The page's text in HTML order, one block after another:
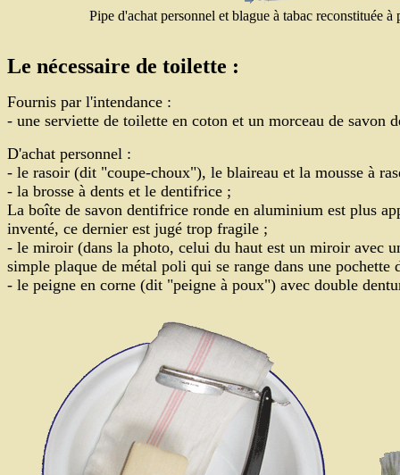
Pipe d'achat personnel et blague à tabac reconstituée
Le nécessaire de toilette :
Fournis par l'intendance :
- une serviette de toilette en coton et un morceau de savon
D'achat personnel :
- le rasoir (dit "coupe-choux"), le blaireau et la mousse à
- la brosse à dents et le dentifrice ;
La boîte de savon dentifrice ronde en aluminium est plus
inventé, ce dernier est jugé trop fragile ;
- le miroir (dans la photo, celui du haut est un miroir avec
simple plaque de métal poli qui se range dans une pochette
- le peigne en corne (dit "peigne à poux") avec double